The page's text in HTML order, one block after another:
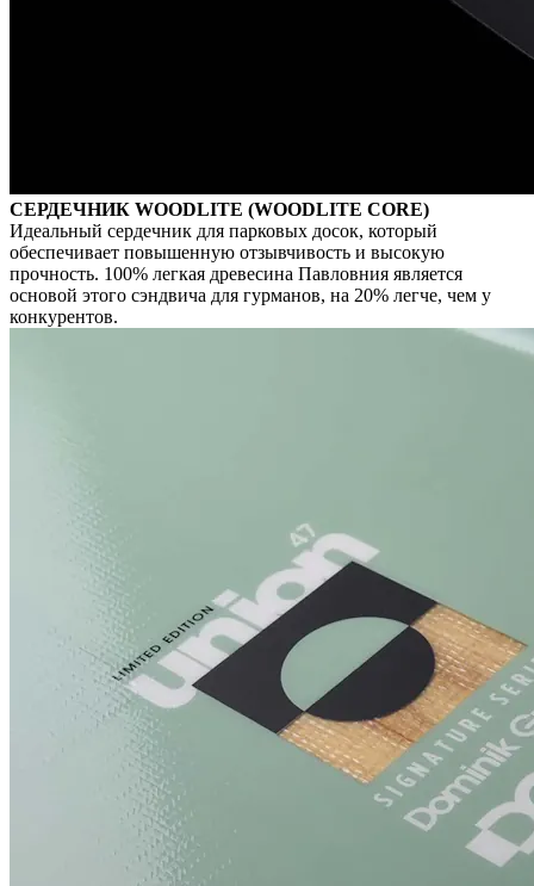
СЕРДЕЧНИК WOODLITE (WOODLITE CORE)
Идеальный сердечник для парковых досок, который
обеспечивает повышенную отзывчивость и высокую
прочность. 100% легкая древесина Павловния является
основой этого сэндвича для гурманов, на 20% легче, чем у
конкурентов.